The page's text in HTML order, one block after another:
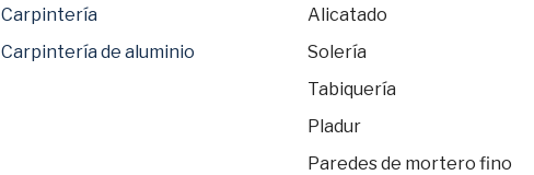
Carpintería
Carpintería de aluminio
Alicatado
Solería
Tabiquería
Pladur
Paredes de mortero fino